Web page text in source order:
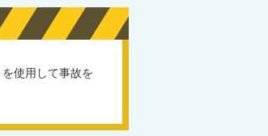
使用して事故を